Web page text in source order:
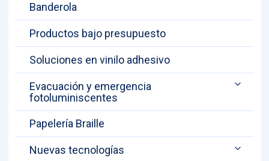
Banderola
Productos bajo presupuesto
Soluciones en vinilo adhesivo
Evacuación y emergencia
fotoluminiscentes
Papelería Braille
Nuevas tecnologías